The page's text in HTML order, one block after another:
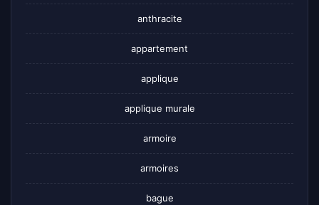
anthracite
appartement
applique
applique murale
armoire
armoires
bague